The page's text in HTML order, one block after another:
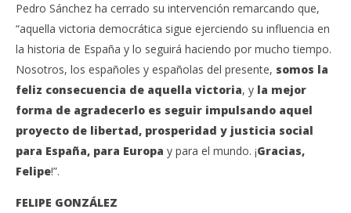
Pedro Sánchez ha cerrado su intervención remarcando que,
“aquella victoria democrática sigue ejerciendo su influencia en
la historia de España y lo seguirá haciendo por mucho tiempo.
Nosotros, los españoles y españolas del presente, somos la
feliz consecuencia de aquella victoria, y la mejor
forma de agradecerlo es seguir impulsando aquel
proyecto de libertad, prosperidad y justicia social
para España, para Europa y para el mundo. ¡Gracias,
Felipe!”.
FELIPE GONZÁLEZ